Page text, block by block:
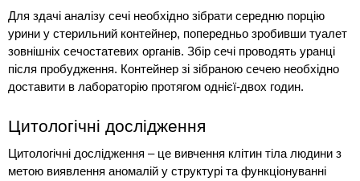
Для здачі аналізу сечі необхідно зібрати середню порцію
урини у стерильний контейнер, попередньо зробивши туалет
зовнішніх сечостатевих органів. Збір сечі проводять уранці
після пробудження. Контейнер зі зібраною сечею необхідно
доставити в лабораторію протягом однієї-двох годин.
Цитологічні дослідження
Цитологічні дослідження – це вивчення клітин тіла людини з
метою виявлення аномалій у структурі та функціонуванні